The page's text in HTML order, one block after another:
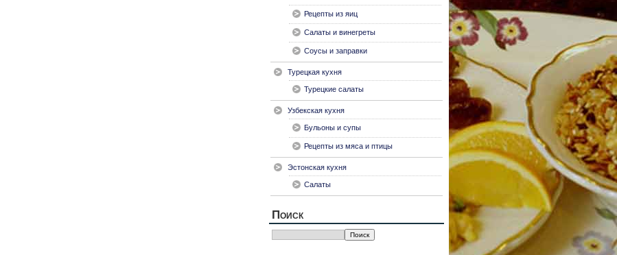
Рецепты из яиц
Салаты и винегреты
Соусы и заправки
Турецкая кухня
Турецкие салаты
Узбекская кухня
Бульоны и супы
Рецепты из мяса и птицы
Эстонская кухня
Салаты
Поиск